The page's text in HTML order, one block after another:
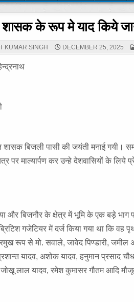
शासक के रूप मे याद किये
KUMAR SINGH DECEMBER 25, 2025
शासक बिजली पासी की जयंती मनाई गयी।
पर माल्यार्पण कर उन्हे देशवासियों के लिये
और बिजनौर के क्षेत्र में भूमि के एक बड़े
गजेटियर में दर्ज किया गया था कि
रूप से मो. सवाले, जावेद पिण्डारी, जमील
यादव, अशोक यादव, हनुमान प्रसाद
जोखू लाल यादव, रमेश कुमासर गौतम आदि